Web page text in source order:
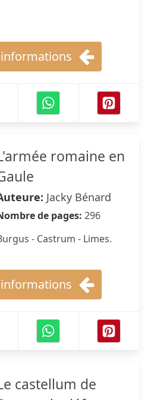
romaine en
Jacky Bénard
de pages: 296
- Castrum - Limes.
castellum de